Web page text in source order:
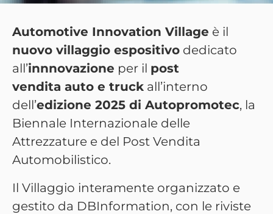
Automotive Innovation Village è il
nuovo villaggio espositivo dedicato
all’innnovazione per il post
vendita auto e truck all’interno
dell’edizione 2025 di Autopromotec, la
Biennale Internazionale delle
Attrezzature e del Post Vendita
Automobilistico.
Il Villaggio interamente organizzato e
gestito da DBInformation, con le riviste